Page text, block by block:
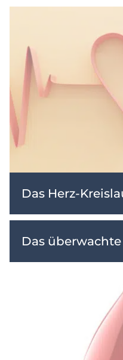
Das Herz-
Das überwachte